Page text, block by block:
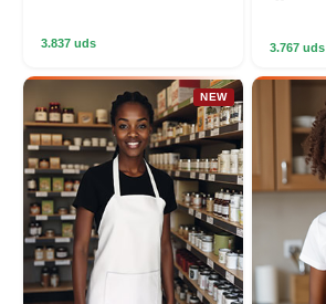
3.837 uds 3.767 uds
NEW